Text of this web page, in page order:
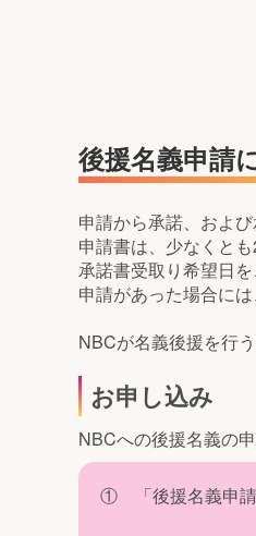
後援名義申請
申請から承諾、およ
申請書は、少なくと
承諾書受取り希望日
申請があった場合に
NBCが名義後援を行
お申し込み
NBCへの後援名義の
① 「後援名義申請